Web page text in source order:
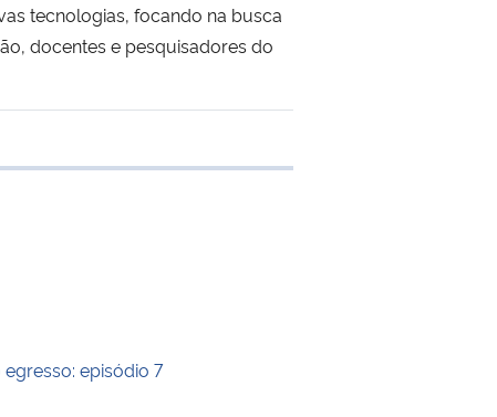
tecnologias, focando na busca
docentes e pesquisadores do
transferência
episódio 7